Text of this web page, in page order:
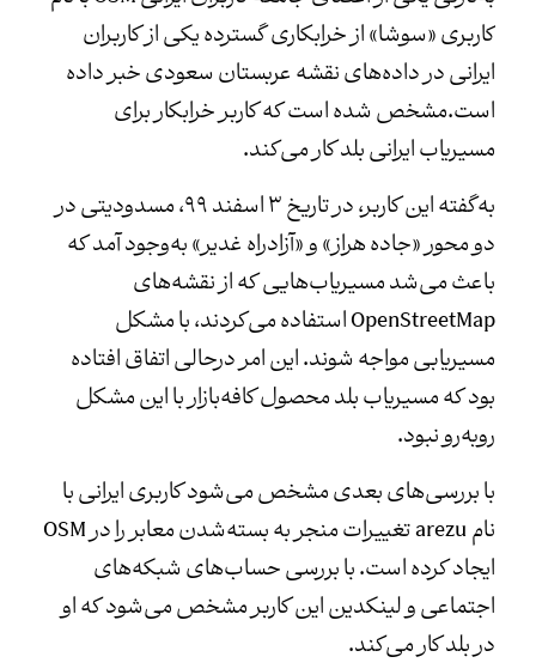
کاربری «سوشا» از خرابکاری گسترده‌ یکی از کاربران
ایرانی در داده‌های نقشه‌ عربستان سعودی خبر داده
است.مشخص شده است که کاربر خرابکار برای
مسیریاب ایرانی بلد کار می‌کند.
به‌گفته‌ این کاربر، در تاریخ ۳ اسفند ۹۹، مسدودیتی در
دو محور «جاده هراز» و «آزاد‌راه غدیر» به‌وجود آمد که
باعث می‌شد مسیریاب‌هایی که از نقشه‌های
OpenStreetMap استفاده می‌کردند، با مشکل
مسیریابی مواجه شوند. این امر درحالی اتفاق افتاده
بود که مسیریاب بلد محصول کافه‌بازار با این مشکل
رو‌به‌رو نبود.
با بررسی‌های بعدی مشخص می‌شود کاربری ایرانی با
نام arezu تغییرات منجر به بسته‌شدن معابر را در OSM
ایجاد کرده است. با بررسی حساب‌های شبکه‌های
اجتماعی و لینکدین این کاربر مشخص می‌شود که او
در بلد کار می‌کند.